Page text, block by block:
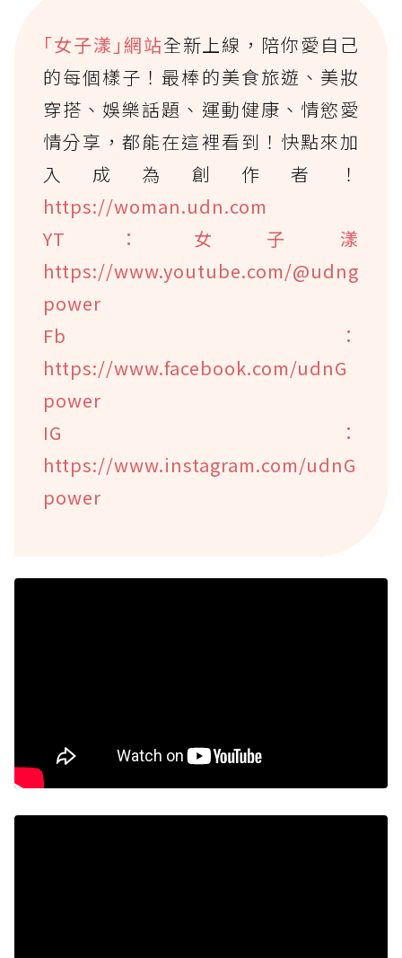
｢女子漾｣網站全新上線，陪你愛自己
的每個樣子！最棒的美食旅遊、美妝
穿搭、娛樂話題、運動健康、情慾愛
情分享，都能在這裡看到！快點來加
入成為創作者！
https://woman.udn.com
YT：女子漾
https://www.youtube.com/@udng
power
Fb：
https://www.facebook.com/udnG
power
IG：
https://www.instagram.com/udnG
power